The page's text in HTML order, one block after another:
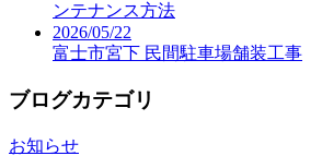
ンテナンス方法
2026/05/22
富士市宮下 民間駐車場舗装工事
ブログカテゴリ
お知らせ